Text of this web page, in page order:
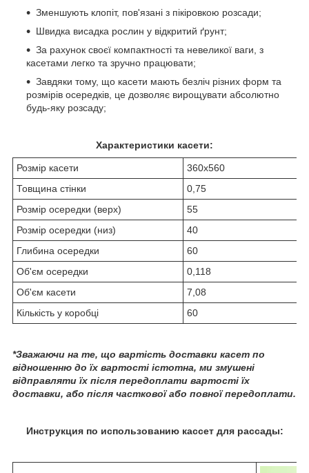
Зменшують клопіт, пов'язані з пікіровкою розсади;
Швидка висадка рослин у відкритий ґрунт;
За рахунок своєї компактності та невеликої ваги, з
касетами легко та зручно працювати;
Завдяки тому, що касети мають безліч різних форм та
розмірів осередків, це дозволяє вирощувати абсолютно
будь-яку розсаду;
Характеристики касети:
Розмір касети
360х560
Товщина стінки
0,75
Розмір осередки (верх)
55
Розмір осередки (низ)
40
Глибина осередки
60
Об'єм осередки
0,118
Об'єм касети
7,08
Кількість у коробці
60
*Зважаючи на те, що вартість доставки касет по
відношенню до їх вартості істотна, ми змушені
відправляти їх після передоплати вартості їх
доставки, або після часткової або повної передоплати.
Инструкция по использованию кассет для рассады: